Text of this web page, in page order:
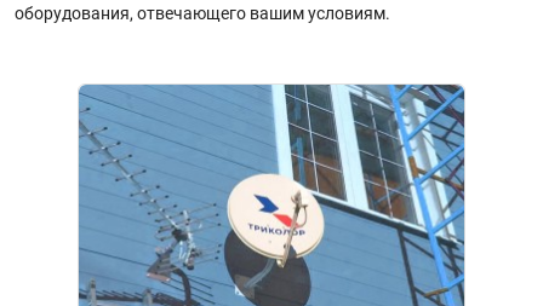
оборудования, отвечающего вашим условиям.